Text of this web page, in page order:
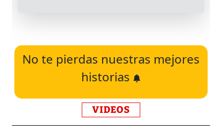
No te pierdas nuestras mejores
historias
VIDEOS